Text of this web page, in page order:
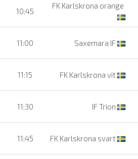
10:45
FK Karlskrona orange
11:00 Saxemara IF
11:15 FK Karlskrona vit
11:30 IF Trion
11:45 FK Karlskrona svart